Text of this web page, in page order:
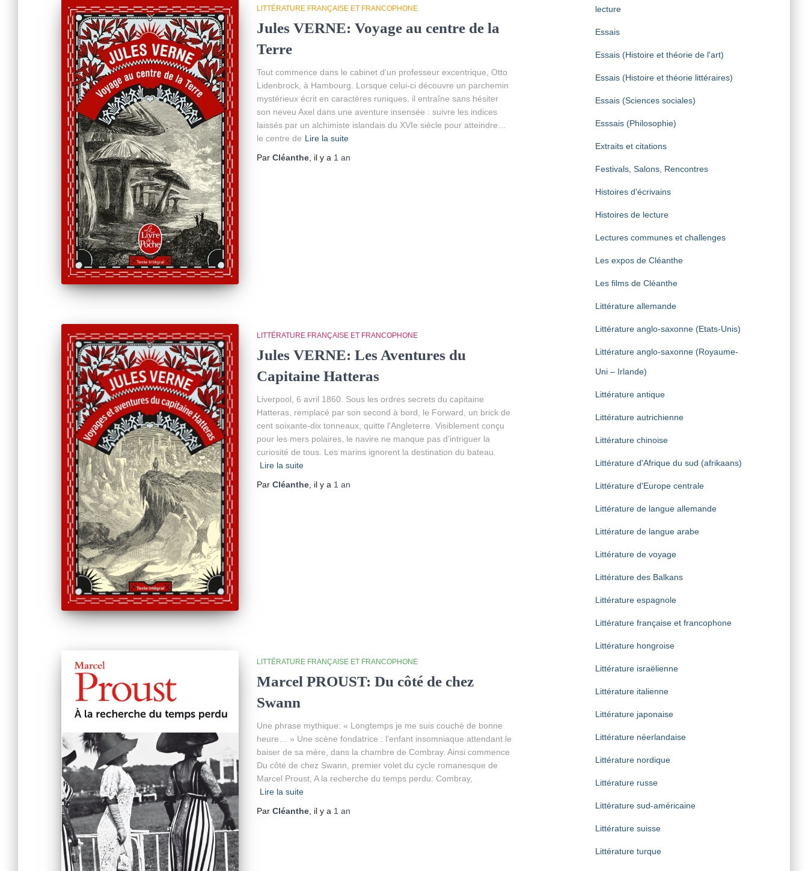
LITTÉRATURE FRANÇAISE ET FRANCOPHONE
Jules VERNE: Voyage au centre de la
Terre
Tout commence dans le cabinet d’un professeur excentrique, Otto
Lidenbrock, à Hambourg. Lorsque celui-ci découvre un parchemin
mystérieux écrit en caractères runiques, il entraîne sans hésiter
son neveu Axel dans une aventure insensée : suivre les indices
laissés par un alchimiste islandais du XVIe siècle pour atteindre…
le centre de Lire la suite
Par Cléanthe, il y a 1 an
LITTÉRATURE FRANÇAISE ET FRANCOPHONE
Jules VERNE: Les Aventures du
Capitaine Hatteras
Liverpool, 6 avril 1860. Sous les ordres secrets du capitaine
Hatteras, remplacé par son second à bord, le Forward, un brick de
cent soixante-dix tonneaux, quitte l’Angleterre. Visiblement conçu
pour les mers polaires, le navire ne manque pas d’intriguer la
curiosité de tous. Les marins ignorent la destination du bateau.
Lire la suite
Par Cléanthe , il y a 1 an
LITTÉRATURE FRANÇAISE ET FRANCOPHONE
Marcel PROUST: Du côté de chez
Swann
Une phrase mythique: « Longtemps je me suis couché de bonne
heure… » Une scène fondatrice : l’enfant insomniaque attendant le
baiser de sa mère, dans la chambre de Combray. Ainsi commence
Du côté de chez Swann, premier volet du cycle romanesque de
Marcel Proust, A la recherche du temps perdu: Combray,
Lire la suite
Par Cléanthe , il y a 1 an
lecture
Essais
Essais (Histoire et théorie de l'art)
Essais (Histoire et théorie littéraires)
Essais (Sciences sociales)
Esssais (Philosophie)
Extraits et citations
Festivals, Salons, Rencontres
Histoires d'écrivains
Histoires de lecture
Lectures communes et challenges
Les expos de Cléanthe
Les films de Cléanthe
Littérature allemande
Littérature anglo-saxonne (Etats-Unis)
Littérature anglo-saxonne (Royaume-
Uni – Irlande)
Littérature antique
Littérature autrichienne
Littérature chinoise
Littérature d'Afrique du sud (afrikaans)
Littérature d'Europe centrale
Littérature de langue allemande
Littérature de langue arabe
Littérature de voyage
Littérature des Balkans
Littérature espagnole
Littérature française et francophone
Littérature hongroise
Littérature israëlienne
Littérature italienne
Littérature japonaise
Littérature néerlandaise
Littérature nordique
Littérature russe
Littérature sud-américaine
Littérature suisse
Littérature turque